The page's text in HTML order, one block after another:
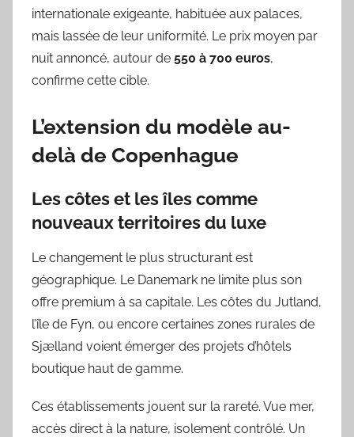
internationale exigeante, habituée aux palaces,
mais lassée de leur uniformité. Le prix moyen par
nuit annoncé, autour de 550 à 700 euros,
confirme cette cible.
L’extension du modèle au-
delà de Copenhague
Les côtes et les îles comme
nouveaux territoires du luxe
Le changement le plus structurant est
géographique. Le Danemark ne limite plus son
offre premium à sa capitale. Les côtes du Jutland,
l’île de Fyn, ou encore certaines zones rurales de
Sjælland voient émerger des projets d’hôtels
boutique haut de gamme.
Ces établissements jouent sur la rareté. Vue mer,
accès direct à la nature, isolement contrôlé. Un